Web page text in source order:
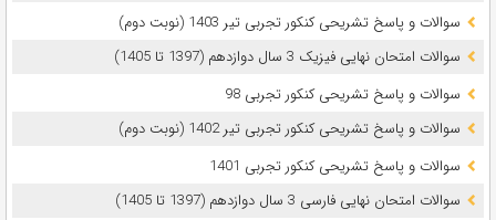
سوالات و پاسخ تشریحی کنکور تجربی تیر 1403 (نوبت دوم)
سوالات امتحان نهایی فیزیک 3 سال دوازدهم (1397 تا 1405)
سوالات و پاسخ تشریحی کنکور تجربی 98
سوالات و پاسخ تشریحی کنکور تجربی تیر 1402 (نوبت دوم)
سوالات و پاسخ تشریحی کنکور تجربی 1401
سوالات امتحان نهایی فارسی 3 سال دوازدهم (1397 تا 1405)